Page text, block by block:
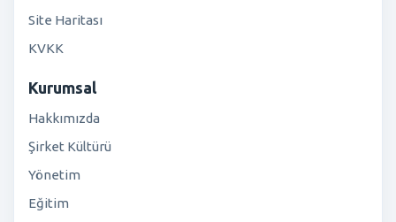
Site Haritası
KVKK
Kurumsal
Hakkımızda
Şirket Kültürü
Yönetim
Eğitim